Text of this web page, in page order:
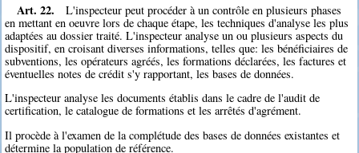
Art. 22.
L'inspecteur peut procéder à un contrôle en plusieurs phases
en mettant en oeuvre lors de chaque étape, les techniques d'analyse les plus
adaptées au dossier traité. L'inspecteur analyse un ou plusieurs aspects du
dispositif, en croisant diverses informations, telles que: les bénéficiaires de
subventions, les opérateurs agréés, les formations déclarées, les factures et
éventuelles notes de crédit s'y rapportant, les bases de données.
L'inspecteur analyse les documents établis dans le cadre de l'audit de
certification, le catalogue de formations et les arrêtés d'agrément.
Il procède à l'examen de la complétude des bases de données existantes et
détermine la population de référence.